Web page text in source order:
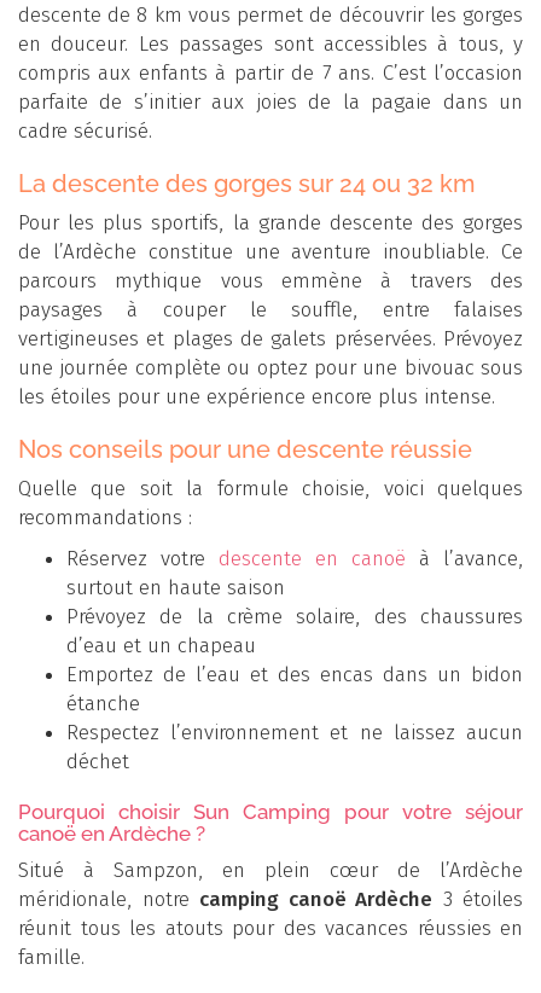
descente de 8 km vous permet de découvrir les gorges
en douceur. Les passages sont accessibles à tous, y
compris aux enfants à partir de 7 ans. C’est l’occasion
parfaite de s’initier aux joies de la pagaie dans un
cadre sécurisé.
La descente des gorges sur 24 ou 32 km
Pour les plus sportifs, la grande descente des gorges
de l’Ardèche constitue une aventure inoubliable. Ce
parcours mythique vous emmène à travers des
paysages à couper le souffle, entre falaises
vertigineuses et plages de galets préservées. Prévoyez
une journée complète ou optez pour une bivouac sous
les étoiles pour une expérience encore plus intense.
Nos conseils pour une descente réussie
Quelle que soit la formule choisie, voici quelques
recommandations :
Réservez votre descente en canoë à l’avance,
surtout en haute saison
Prévoyez de la crème solaire, des chaussures
d’eau et un chapeau
Emportez de l’eau et des encas dans un bidon
étanche
Respectez l’environnement et ne laissez aucun
déchet
Pourquoi choisir Sun Camping pour votre séjour
canoë en Ardèche ?
Situé à Sampzon, en plein cœur de l’Ardèche
méridionale, notre camping canoë Ardèche 3 étoiles
réunit tous les atouts pour des vacances réussies en
famille.